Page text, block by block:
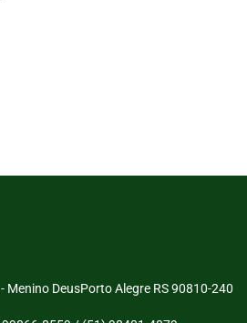
Menino DeusPorto Alegre RS 90810-240